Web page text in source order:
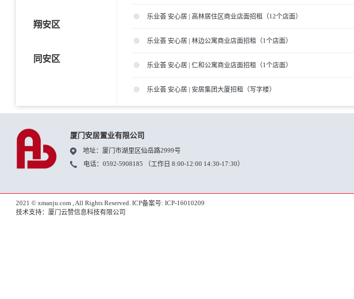
翔安区
同安区
乐业荟 安心居 | 高林居住区商业店面招租（12个店面）
乐业荟 安心居 | 林边公寓商业店面招租（1个店面）
乐业荟 安心居 | 仁和公寓商业店面招租（1个店面）
乐业荟 安心居 | 安居集团大厦招租（写字楼）
厦门安居置业有限公司
地址：厦门市湖里区仙岳路2999号
电话：0592-5908185 （工作日 8:00-12:00 14:30-17:30）
2021 © xmanju.com , All Rights Reserved. ICP备案号: ICP-16010209
技术支持：厦门云赞信息科技有限公司